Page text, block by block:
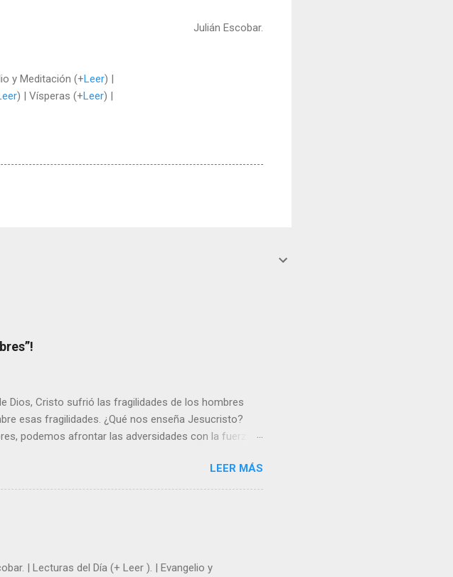
Julián Escobar.
y Meditación (+Leer) |
) | Vísperas (+Leer) |
Dios, Cristo sufrió las fragilidades de los hombres
esas fragilidades. ¿Qué nos enseña Jesucristo?
podemos afrontar las adversidades con la fuerza y
por nosotros. “ Señor, soy un árbol sin frutos,
y hojas den sombra en los días del sol abrasador
con la gracia de Dios? Julián Escobar. | Lecturas
LEER MÁS
| Lecturas del Día (+ Leer ). | Evangelio y